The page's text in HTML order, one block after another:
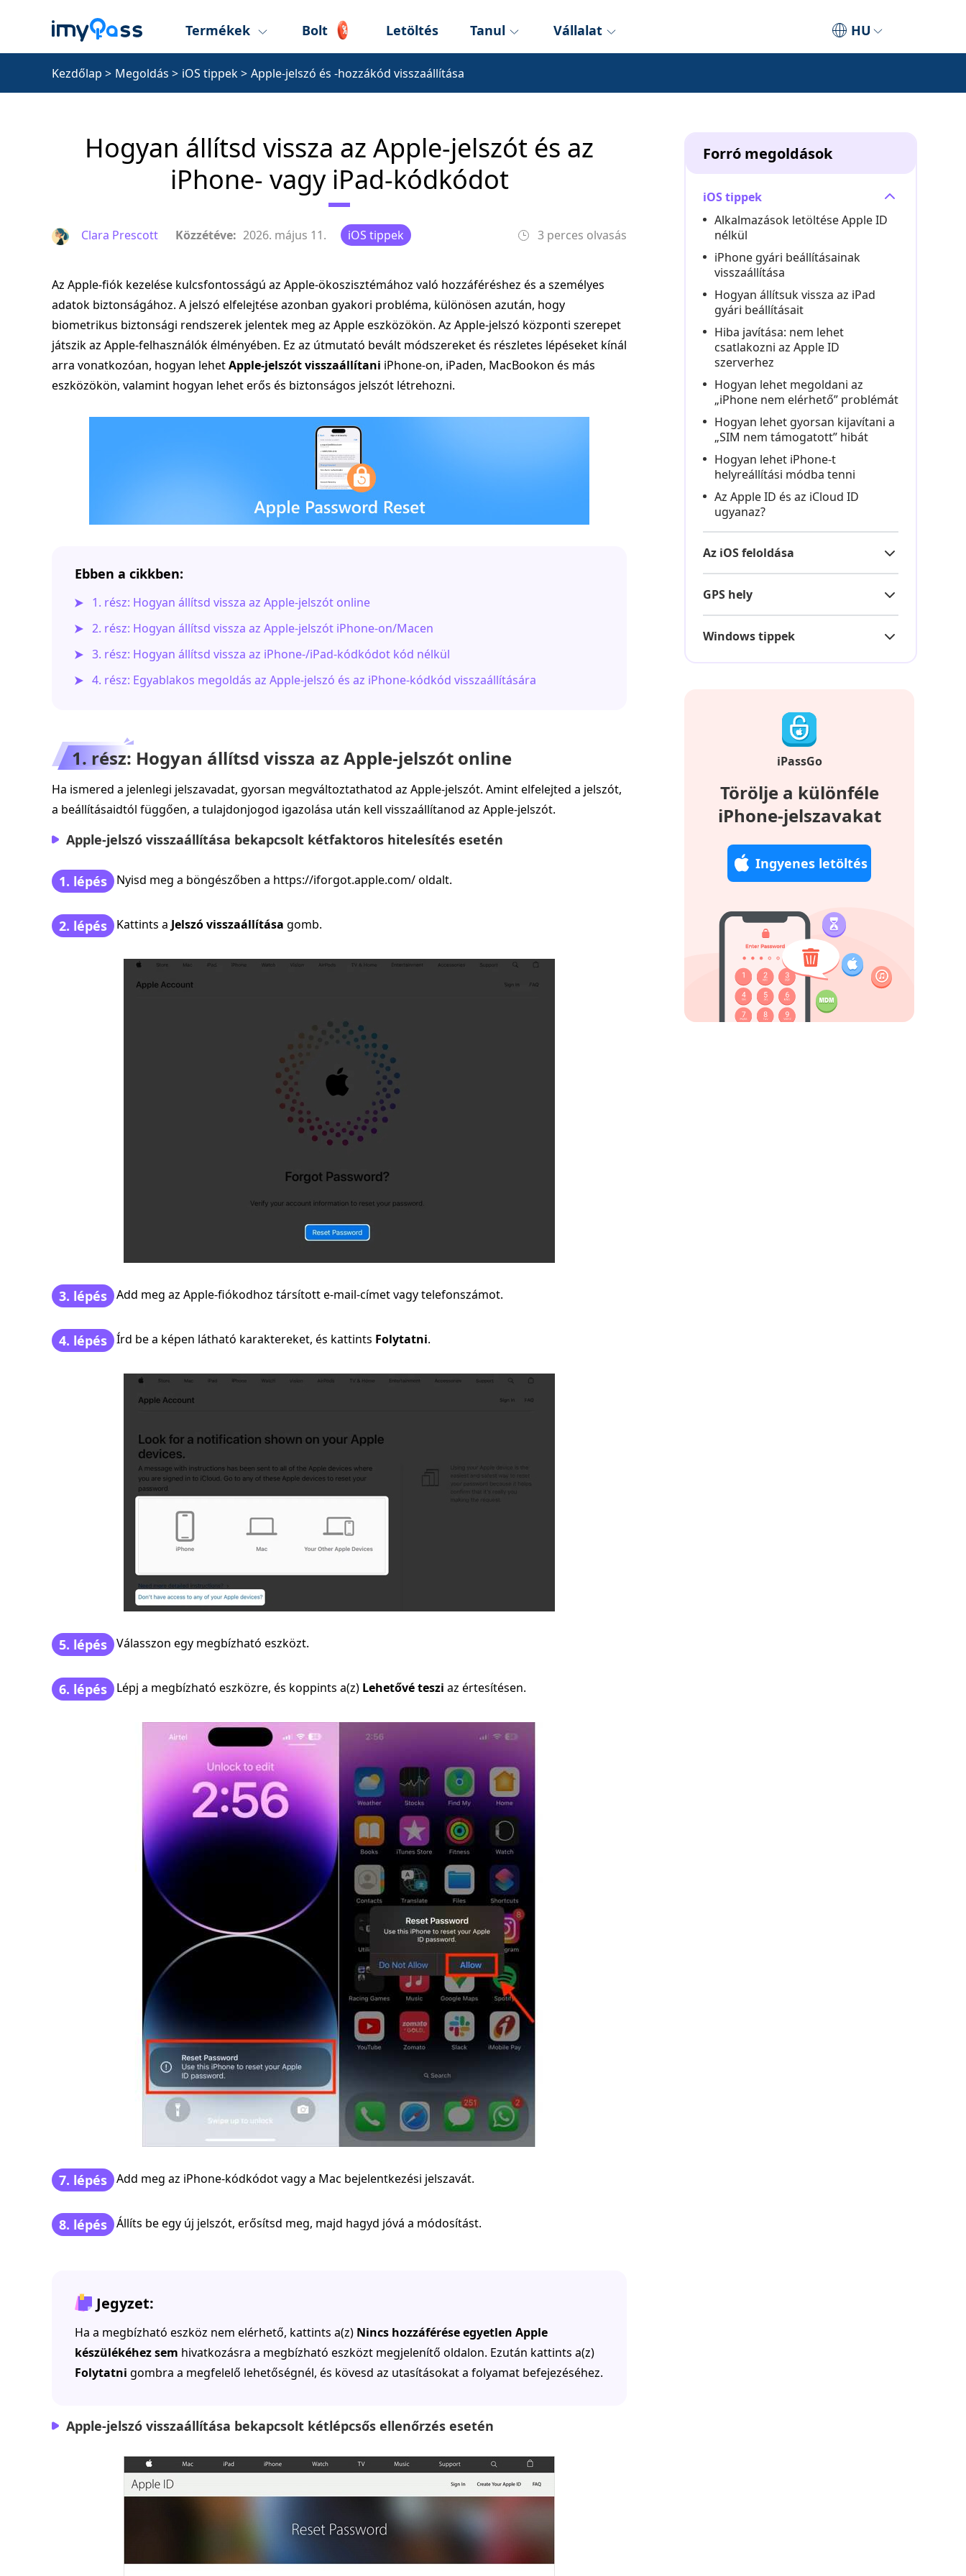
HU
Termékek Bolt Letöltés Tanul Vállalat
Kezdőlap > Megoldás > iOS tippek> Apple-jelszó és -hozzákód visszaállítása
Hogyan állítsd vissza az Apple-jelszót és az
iPhone- vagy iPad-kódkódot
Clara Prescott Közzétéve: 2026. május 11. iOS tippek 3 perces olvasás
Az Apple-fiók kezelése kulcsfontosságú az Apple-ökoszisztémához való hozzáféréshez és a személyes
adatok biztonságához. A jelszó elfelejtése azonban gyakori probléma, különösen azután, hogy
biometrikus biztonsági rendszerek jelentek meg az Apple eszközökön. Az Apple-jelszó központi szerepet
játszik az Apple-felhasználók élményében. Ez az útmutató bevált módszereket és részletes lépéseket kínál
arra vonatkozóan, hogyan lehetApple-jelszót visszaállítani iPhone-on, iPaden, MacBookon és más
eszközökön, valamint hogyan lehet erős és biztonságos jelszót létrehozni.
Ebben a cikkben:
1. rész: Hogyan állítsd vissza az Apple-jelszót online
2. rész: Hogyan állítsd vissza az Apple-jelszót iPhone-on/Macen
3. rész: Hogyan állítsd vissza az iPhone-/iPad-kódkódot kód nélkül
4. rész: Egyablakos megoldás az Apple-jelszó és az iPhone-kódkód visszaállítására
1. rész: Hogyan állítsd vissza az Apple-jelszót online
Ha ismered a jelenlegi jelszavadat, gyorsan megváltoztathatod az Apple-jelszót. Amint elfelejted a jelszót,
a beállításaidtól függően, a tulajdonjogod igazolása után kell visszaállítanod az Apple-jelszót.
Apple-jelszó visszaállítása bekapcsolt kétfaktoros hitelesítés esetén
1. lépés Nyisd meg a böngészőben a https://iforgot.apple.com/ oldalt.
2. lépés Kattints a Jelszó visszaállítása gomb.
3. lépés Add meg az Apple-fiókodhoz társított e‑mail-címet vagy telefonszámot.
4. lépés Írd be a képen látható karaktereket, és kattints Folytatni.
5. lépés Válasszon egy megbízható eszközt.
6. lépés Lépj a megbízható eszközre, és koppints a(z) Lehetővé teszi az értesítésen.
7. lépés Add meg az iPhone-kódkódot vagy a Mac bejelentkezési jelszavát.
8. lépés Állíts be egy új jelszót, erősítsd meg, majd hagyd jóvá a módosítást.
Jegyzet:
Ha a megbízható eszköz nem elérhető, kattints a(z) Nincs hozzáférése egyetlen Apple
készülékéhez sem hivatkozásra a megbízható eszközt megjelenítő oldalon. Ezután kattints a(z)
Folytatni gombra a megfelelő lehetőségnél, és kövesd az utasításokat a folyamat befejezéséhez.
Apple-jelszó visszaállítása bekapcsolt kétlépcsős ellenőrzés esetén
Forró megoldások
iOS tippek
Alkalmazások letöltése Apple ID
nélkül
iPhone gyári beállításainak
visszaállítása
Hogyan állítsuk vissza az iPad
gyári beállításait
Hiba javítása: nem lehet
csatlakozni az Apple ID
szerverhez
Hogyan lehet megoldani az
„iPhone nem elérhető” problémát
Hogyan lehet gyorsan kijavítani a
„SIM nem támogatott” hibát
Hogyan lehet iPhone-t
helyreállítási módba tenni
Az Apple ID és az iCloud ID
ugyanaz?
Az iOS feloldása
GPS hely
Windows tippek
iPassGo
Törölje a különféle
iPhone-jelszavakat
Ingyenes letöltés